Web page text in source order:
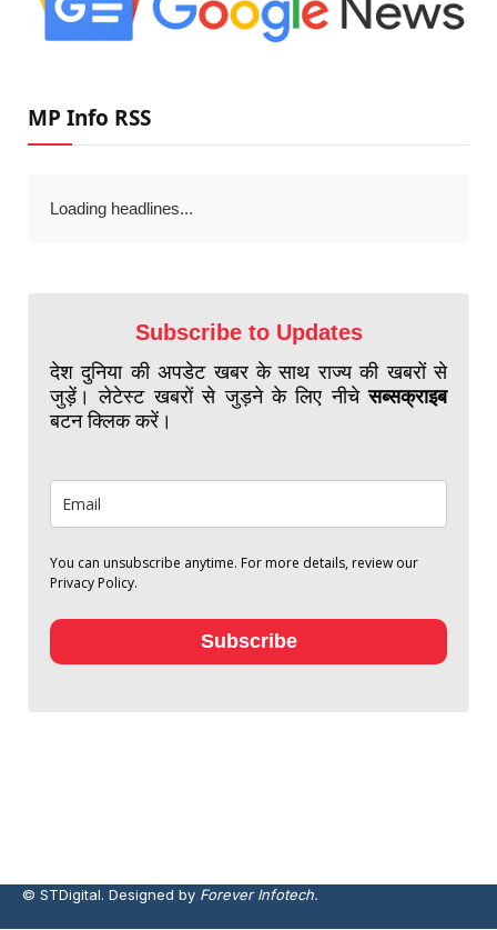
MP Info RSS
Loading headlines...
Subscribe to Updates
देश दुनिया की अपडेट खबर के साथ राज्य की खबरों से
जुड़ें। लेटेस्ट खबरों से जुड़ने के लिए नीचेसब्सक्राइब
बटन क्लिक करें।
You can unsubscribe anytime. For more details, review our
Privacy Policy.
Subscribe
© STDigital. Designed by Forever Infotech.